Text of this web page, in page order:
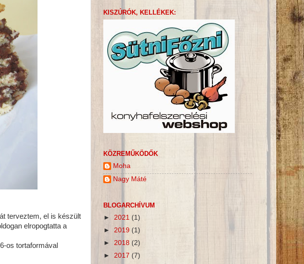
terveztem, el is készült
elropogtatta a
os tortaformával
KISZÚRÓK, KELLÉKEK:
KÖZREMŰKÖDŐK
Moha
Nagy Máté
BLOGARCHÍVUM
► 2021 (1)
► 2019 (1)
► 2018 (2)
► 2017 (7)